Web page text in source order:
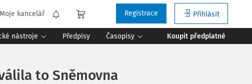
Moje kancelář Přihlásit
Registrace
nástroje Předpisy Časopisy Koupit předplatné
to Sněmovna